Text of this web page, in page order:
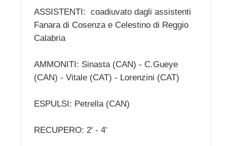
ASSISTENTI: coadiuvato dagli assistenti
Fanara di Cosenza e Celestino di Reggio
Calabria
AMMONITI: Sinasta (CAN) - C.Gueye
(CAN) - Vitale (CAT) - Lorenzini (CAT)
ESPULSI: Petrella (CAN)
RECUPERO: 2' - 4'